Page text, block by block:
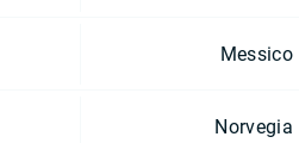
Messico
Norvegia